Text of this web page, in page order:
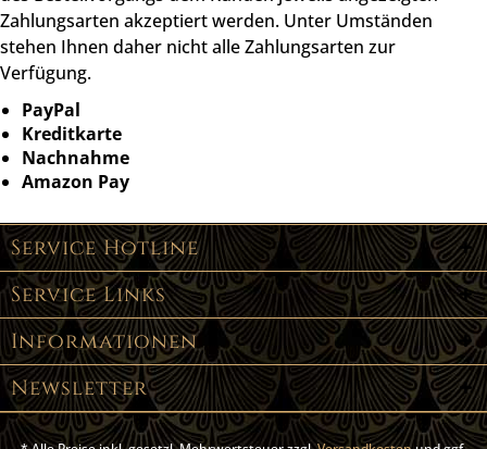
Zahlungsarten akzeptiert werden. Unter Umständen
stehen Ihnen daher nicht alle Zahlungsarten zur
Verfügung.
PayPal
Kreditkarte
Nachnahme
Amazon Pay
Service Hotline
Service Links
Informationen
Newsletter